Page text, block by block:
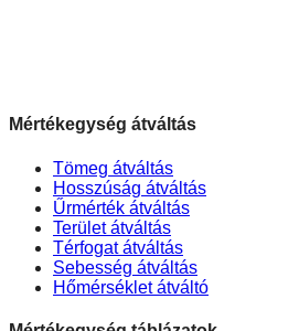
Mértékegység átváltás
Tömeg átváltás
Hosszúság átváltás
Űrmérték átváltás
Terület átváltás
Térfogat átváltás
Sebesség átváltás
Hőmérséklet átváltó